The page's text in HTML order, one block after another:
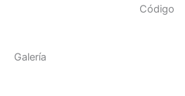
Código
Galería